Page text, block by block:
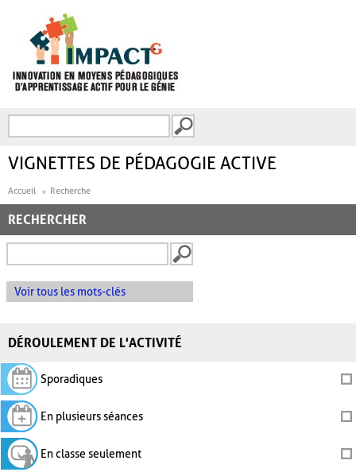
FORMULAIRE DE
VIGNETTES DE PÉDAGOGIE ACTIVE
Accueil Recherche
RECHERCHER
Voir tous les mots-clés
DÉROULEMENT DE L'ACTIVITÉ
Sporadiques
En plusieurs séances
En classe seulement